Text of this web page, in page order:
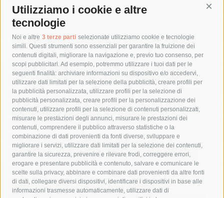
Utilizziamo i cookie e altre
tecnologie
Noi e altre 3 terze parti selezionate utilizziamo cookie e tecnologie
simili. Questi strumenti sono essenziali per garantire la fruizione dei
contenuti digitali, migliorare la navigazione e, previo tuo consenso, per
scopi pubblicitari. Ad esempio, potremmo utilizzare i tuoi dati per le
seguenti finalità: archiviare informazioni su dispositivo e/o accedervi,
utilizzare dati limitati per la selezione della pubblicità, creare profili per
la pubblicità personalizzata, utilizzare profili per la selezione di
pubblicità personalizzata, creare profili per la personalizzazione dei
contenuti, utilizzare profili per la selezione di contenuti personalizzati,
misurare le prestazioni degli annunci, misurare le prestazioni dei
contenuti, comprendere il pubblico attraverso statistiche o la
combinazione di dati provenienti da fonti diverse, sviluppare e
migliorare i servizi, utilizzare dati limitati per la selezione dei contenuti,
garantire la sicurezza, prevenire e rilevare frodi, correggere errori,
erogare e presentare pubblicità e contenuto, salvare e comunicare le
scelte sulla privacy, abbinare e combinare dati provenienti da altre fonti
di dati, collegare diversi dispositivi, identificare i dispositivi in base alle
informazioni trasmesse automaticamente, utilizzare dati di
Tag
acqua allerta meteo
anas
area marina protetta di punta campanella
arresto
Asl Napoli 3 sud
capitaneria di porto capri
carabinieri
castellammare di stabia
circumvesuviana
comune di sorrento
concerto
contagi
costiera amalfitana
covid-19 eav
elezioni
fondazione sorrento
gori guardia costiera
incidente
lavori
lorenzo balducelli mare
massa lubrense
massimo coppola
Meta napoli
ordinanza